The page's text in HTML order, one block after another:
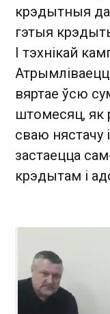
крэдытныя
гэтыя
І тэхнікай
вяртае ўсю
штомесяц, як
сваю нястачу
застаецца
крэдытам і